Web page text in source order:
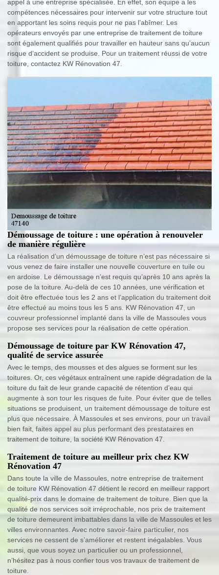
appel à une entreprise spécialisée. En effet, son équipe a les
compétences nécessaires pour intervenir sur votre structure tout
en apportant les soins requis pour ne pas l’abîmer. Les
opérateurs envoyés par une entreprise de traitement de toiture
sont également qualifiés pour travailler en hauteur sans qu’aucun
risque d’accident se produise. Pour un traitement réussi de votre
toiture, contactez KW Rénovation 47.
Démoussage de toiture : une opération à renouveler
de manière régulière
La réalisation d’un démoussage de toiture n’est pas nécessaire si
vous venez de faire installer une nouvelle couverture en tuile ou
en ardoise. Le démoussage n’est requis qu’après 10 ans après la
pose de la toiture. Au-delà de ces 10 années, une vérification et
doit être effectuée tous les 2 ans et l’application du traitement doit
être effectué au moins tous les 5 ans. KW Rénovation 47, un
couvreur professionnel implanté dans la ville de Massoules vous
propose ses services pour la réalisation de cette opération.
Démoussage de toiture par KW Rénovation 47,
qualité de service assurée
Avec le temps, des mousses et des algues se forment sur les
toitures. Or, ces végétaux entraînent une rapide dégradation de la
toiture du fait de leur grande capacité de rétention d’eau qui
augmente à son tour les risques de fuite. Pour éviter que de telles
situations se produisent, un traitement démoussage de toiture est
plus que nécessaire. À Massoules et ses environs, pour un travail
bien fait, faites appel au plus performant des prestataires en
traitement de toiture, la société KW Rénovation 47.
Traitement de toiture au meilleur prix chez KW
Rénovation 47
Dans toute la ville de Massoules, notre entreprise de traitement
de toiture KW Rénovation 47 détient le record en meilleur rapport
qualité-prix dans le domaine de traitement de toiture. Bien que la
qualité de nos services soit irréprochable, nos prix de traitement
de toiture demeurent imbattables dans la ville de Massoules et les
villes environnantes. Avec notre savoir-faire particulier, nos
services ne cessent de s’améliorer et restent inégalables. Vous
aussi, que vous soyez un particulier ou un professionnel,
n’hésitez pas à nous confier tous vos travaux de traitement de
toiture.